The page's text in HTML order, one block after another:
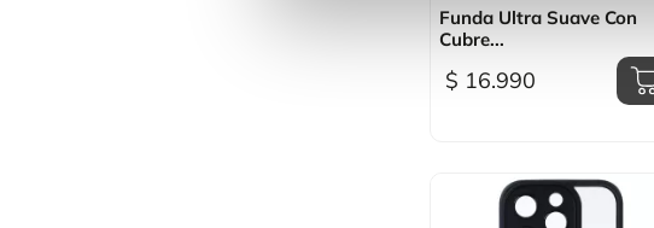
Vista rápida
Funda Ultra Suave Con
Cubre...
$ 16.990